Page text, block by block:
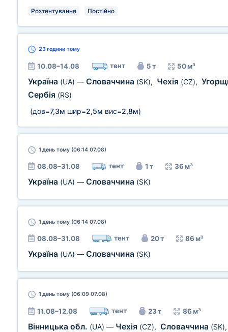
Розтентування Постійно
23 години тому
10.08–14.08 тент 5 т 50 м³
Україна (UA) — Словаччина (SK), Чехія (CZ),
Сербія (RS)
(дов=7,3м шир=2,5м вис=2,8м)
1 день тому (06:14 07.08)
08.08–31.08 тент 1 т 36 м³
Україна (UA) — Словаччина (SK)
1 день тому (06:14 07.08)
08.08–31.08 тент 20 т 86 м³
Україна (UA) — Словаччина (SK)
1 день тому (06:09 07.08)
11.08–12.08 тент 23 т 86 м³
Вінницька обл. (UA) — Чехія (CZ), Словаччина (SK)